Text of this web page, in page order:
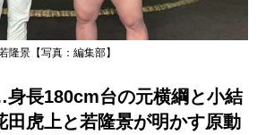
隆景【写真：編集部】
長180cm台の元横綱と小結
虎上と若隆景が明かす原動